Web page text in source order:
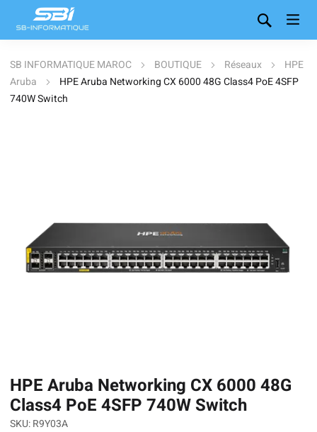
SB INFORMATIQUE MAROC BOUTIQUE Réseaux
HPE
Aruba
HPE Aruba Networking CX 6000 48G Class4 PoE 4SFP
740W Switch
HPE Aruba Networking CX 6000 48G
Class4 PoE 4SFP 740W Switch
SKU: R9Y03A